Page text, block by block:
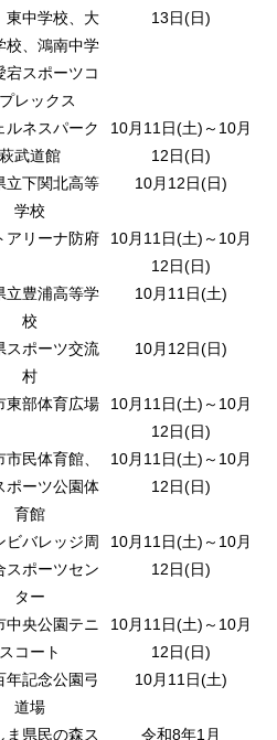
東中学校、大
校、鴻南中学
宕スポーツコ
レックス
13日(日)
ルネスパーク
萩武道館
10月11日(土)～10月
12日(日)
立下関北高等
学校
10月12日(日)
アリーナ防府
10月11日(土)～10月
12日(日)
立豊浦高等学
校
10月11日(土)
スポーツ交流
村
10月12日(日)
東部体育広場
10月11日(土)～10月
12日(日)
市民体育館、
ポーツ公園体
育館
10月11日(土)～10月
12日(日)
ビバレッジ周
スポーツセン
ター
10月11日(土)～10月
12日(日)
中央公園テニ
スコート
10月11日(土)～10月
12日(日)
年記念公園弓
道場
10月11日(土)
ま県民の森ス 令和8年1月